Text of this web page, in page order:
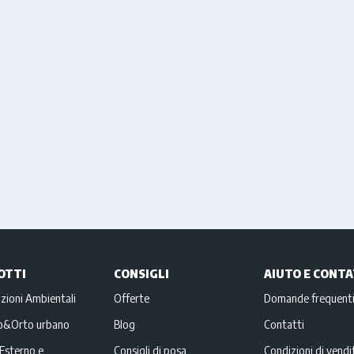
Ambientali
urbano
e
CONSIGLI
Offerte
Blog
Consigli di posa
AIUTO E
Domande frequenti
Contatti
Condizioni di